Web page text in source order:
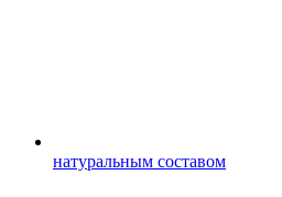
натуральным составом